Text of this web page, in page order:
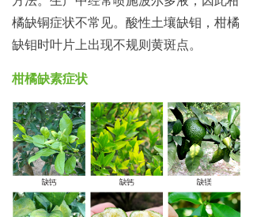
橘缺铜症状不常见。酸性土壤缺钼，柑橘
缺钼时叶片上出现不规则黄斑点。
柑橘缺素症状